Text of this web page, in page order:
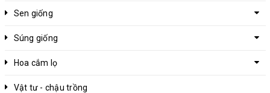
Sen giống
Súng giống
Hoa cắm lọ
Vật tư - chậu trồng